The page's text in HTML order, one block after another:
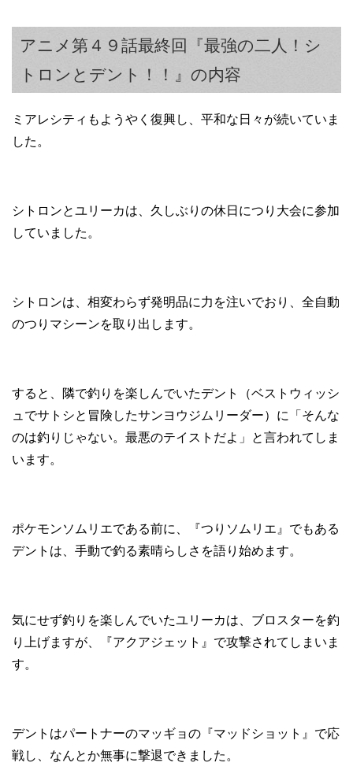
アニメ第４９話最終回『最強の二人！シ
トロンとデント！！』の内容
ミアレシティもようやく復興し、平和な日々が続いていま
した。
シトロンとユリーカは、久しぶりの休日につり大会に参加
していました。
シトロンは、相変わらず発明品に力を注いでおり、全自動
のつりマシーンを取り出します。
すると、隣で釣りを楽しんでいたデント（ベストウィッシ
ュでサトシと冒険したサンヨウジムリーダー）に「そんな
のは釣りじゃない。最悪のテイストだよ」と言われてしま
います。
ポケモンソムリエである前に、『つりソムリエ』でもある
デントは、手動で釣る素晴らしさを語り始めます。
気にせず釣りを楽しんでいたユリーカは、ブロスターを釣
り上げますが、『アクアジェット』で攻撃されてしまいま
す。
デントはパートナーのマッギョの『マッドショット』で応
戦し、なんとか無事に撃退できました。